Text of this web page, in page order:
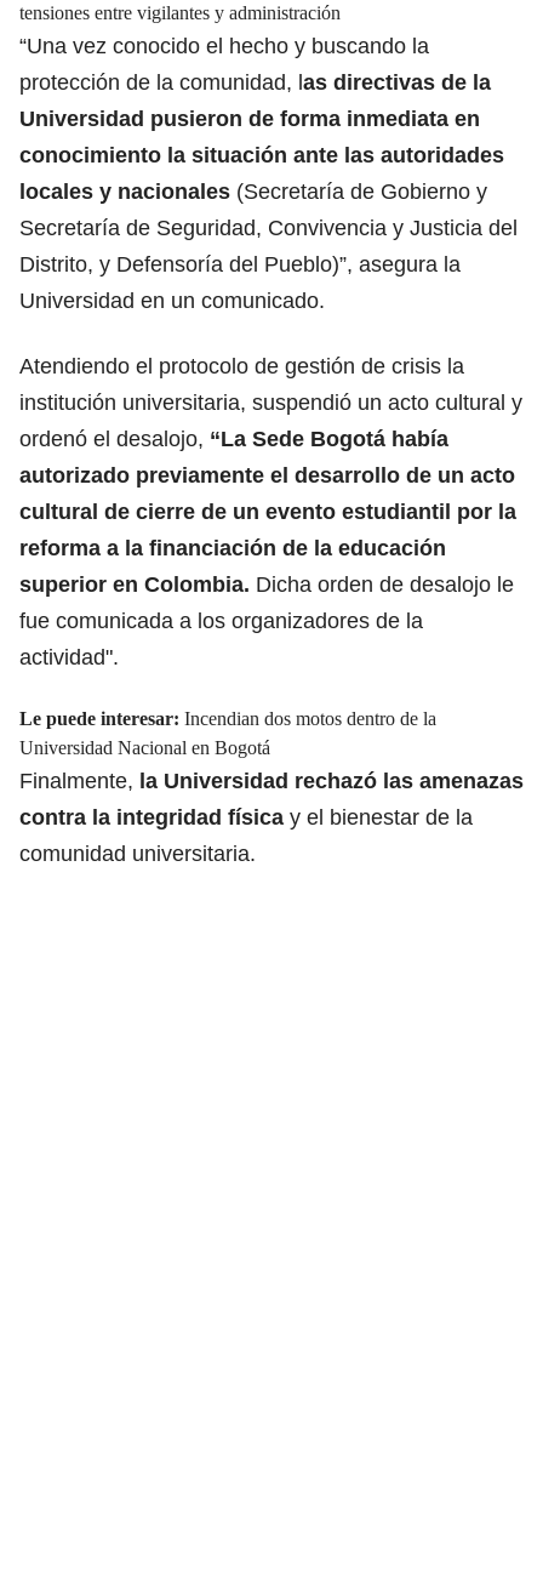
tensiones entre vigilantes y administración
“Una vez conocido el hecho y buscando la
protección de la comunidad, las directivas de la
Universidad pusieron de forma inmediata en
conocimiento la situación ante las autoridades
locales y nacionales (Secretaría de Gobierno y
Secretaría de Seguridad, Convivencia y Justicia del
Distrito, y Defensoría del Pueblo)”, asegura la
Universidad en un comunicado.
Atendiendo el protocolo de gestión de crisis la
institución universitaria, suspendió un acto cultural y
ordenó el desalojo, “La Sede Bogotá había
autorizado previamente el desarrollo de un acto
cultural de cierre de un evento estudiantil por la
reforma a la financiación de la educación
superior en Colombia. Dicha orden de desalojo le
fue comunicada a los organizadores de la
actividad".
Le puede interesar: Incendian dos motos dentro de la
Universidad Nacional en Bogotá
Finalmente, la Universidad rechazó las amenazas
contra la integridad física y el bienestar de la
comunidad universitaria.